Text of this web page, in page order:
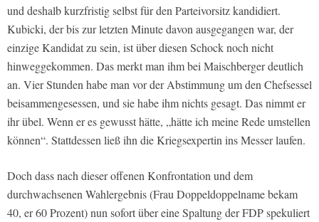
und deshalb kurzfristig selbst für den Parteivorsitz kandidiert.
Kubicki, der bis zur letzten Minute davon ausgegangen war, der
einzige Kandidat zu sein, ist über diesen Schock noch nicht
hinweggekommen. Das merkt man ihm bei Maischberger deutlich
an. Vier Stunden habe man vor der Abstimmung um den Chefsessel
beisammengesessen, und sie habe ihm nichts gesagt. Das nimmt er
ihr übel. Wenn er es gewusst hätte, „hätte ich meine Rede umstellen
können“. Stattdessen ließ ihn die Kriegsexpertin ins Messer laufen.
Doch dass nach dieser offenen Konfrontation und dem
durchwachsenen Wahlergebnis (Frau Doppeldoppelname bekam
40, er 60 Prozent) nun sofort über eine Spaltung der FDP spekuliert